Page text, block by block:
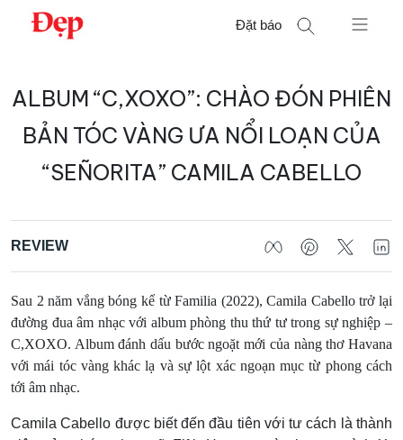
Chuyển
Đặt báo
kiếm
ALBUM “C,XOXO”: CHÀO ĐÓN PHIÊN
BẢN TÓC VÀNG ƯA NỔI LOẠN CỦA
“SEÑORITA” CAMILA CABELLO
REVIEW
Sau 2 năm vắng bóng kể từ Familia (2022), Camila Cabello trở lại
đường đua âm nhạc với album phòng thu thứ tư trong sự nghiệp –
C,XOXO. Album đánh dấu bước ngoặt mới của nàng thơ Havana
với mái tóc vàng khác lạ và sự lột xác ngoạn mục từ phong cách
tới âm nhạc.
Camila Cabello được biết đến đầu tiên với tư cách là thành